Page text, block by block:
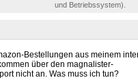
und Betriebssystem).